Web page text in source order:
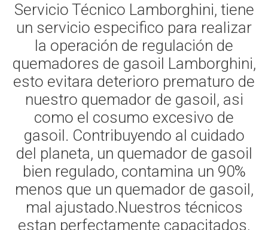
Servicio Técnico Lamborghini, tiene
un servicio especifico para realizar
la operación de regulación de
quemadores de gasoil Lamborghini,
esto evitara deterioro prematuro de
nuestro quemador de gasoil, asi
como el cosumo excesivo de
gasoil. Contribuyendo al cuidado
del planeta, un quemador de gasoil
bien regulado, contamina un 90%
menos que un quemador de gasoil,
mal ajustado.Nuestros técnicos
estan perfectamente capacitados,